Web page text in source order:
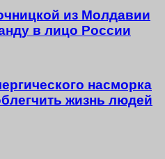
из Молдавии
в лицо России
насморка
жизнь людей